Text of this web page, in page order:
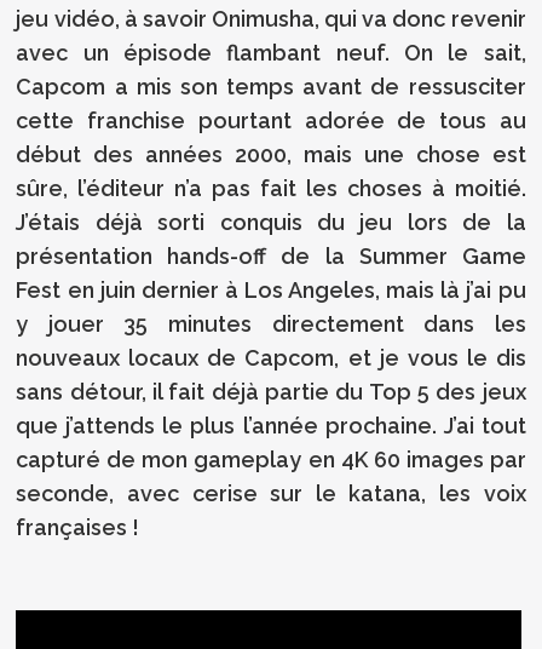
jeu vidéo, à savoir Onimusha, qui va donc revenir
avec un épisode flambant neuf. On le sait,
Capcom a mis son temps avant de ressusciter
cette franchise pourtant adorée de tous au
début des années 2000, mais une chose est
sûre, l’éditeur n’a pas fait les choses à moitié.
J’étais déjà sorti conquis du jeu lors de la
présentation hands-off de la Summer Game
Fest en juin dernier à Los Angeles, mais là j’ai pu
y jouer 35 minutes directement dans les
nouveaux locaux de Capcom, et je vous le dis
sans détour, il fait déjà partie du Top 5 des jeux
que j’attends le plus l’année prochaine. J’ai tout
capturé de mon gameplay en 4K 60 images par
seconde, avec cerise sur le katana, les voix
françaises !